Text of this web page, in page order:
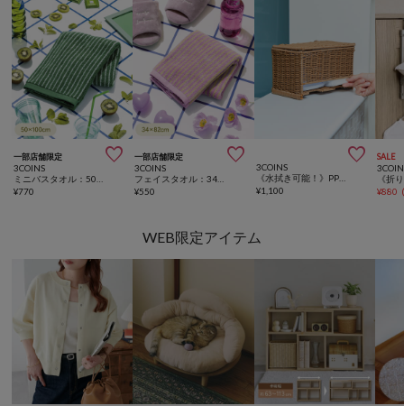
一部店舗限定 
3COINS
¥770
一部店舗限定 
3COINS
¥550

3COINS
《水拭き可能！》PPラタントイレ収納ボックス
¥1,100
SALE
¥880
WEB限定アイテム